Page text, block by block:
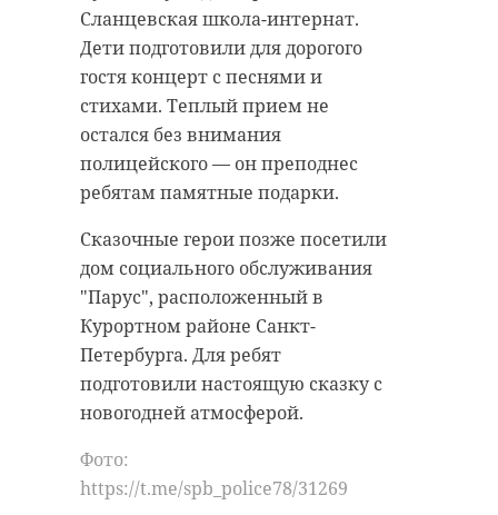
Сланцевская школа-интернат.
Дети подготовили для дорогого
гостя концерт с песнями и
стихами. Теплый прием не
остался без внимания
полицейского— он преподнес
ребятам памятные подарки.
Сказочные герои позже посетили
дом социального обслуживания
"Парус", расположенный в
Курортном районе Санкт-
Петербурга. Для ребят
подготовили настоящую сказку с
новогодней атмосферой.
Фото:
https://t.me/spb_police78/31269